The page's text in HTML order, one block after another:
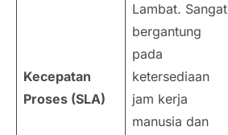
Kecepatan
Proses (SLA)
Lambat. Sangat
bergantung
pada
ketersediaan
jam kerja
manusia dan